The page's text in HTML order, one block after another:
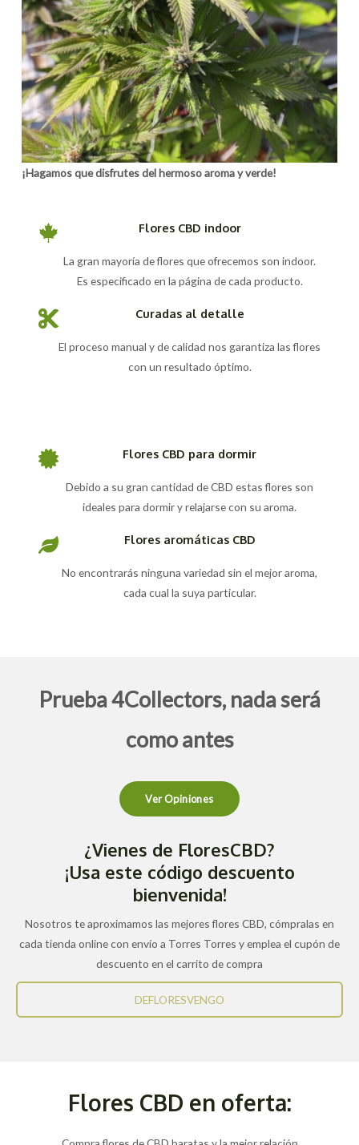
¡Hagamos que disfrutes del hermoso aroma y verde!
Flores CBD indoor
La gran mayoría de flores que ofrecemos son indoor.
Es especificado en la página de cada producto.
Curadas al detalle
El proceso manual y de calidad nos garantiza las flores
con un resultado óptimo.
Flores CBD para dormir
Debido a su gran cantidad de CBD estas flores son
ideales para dormir y relajarse con su aroma.
Flores aromáticas CBD
No encontrarás ninguna variedad sin el mejor aroma,
cada cual la suya particular.
Prueba 4Collectors, nada será
como antes
Ver Opiniones
¿Vienes de FloresCBD?
¡Usa este código descuento
bienvenida!
Nosotros te aproximamos las mejores flores CBD, cómpralas en
cada tienda online con envío a Torres Torres y emplea el cupón de
descuento en el carrito de compra
DEFLORESVENGO
Flores CBD en oferta: